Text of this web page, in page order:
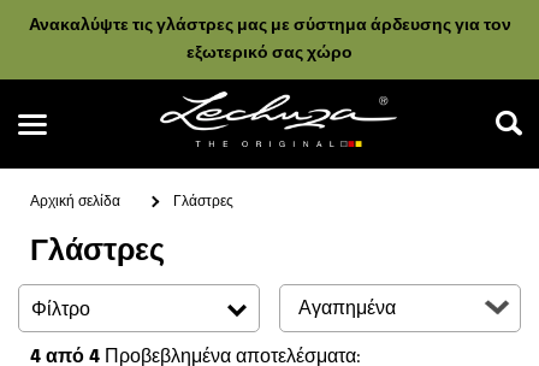
Ανακαλύψτε τις γλάστρες μας με σύστημα άρδευσης για τον
εξωτερικό σας χώρο
Αναζήτηση
Αρχική σελίδα Γλάστρες
Γλάστρες
Φίλτρο
4από 4Προβεβλημένα αποτελέσματα: